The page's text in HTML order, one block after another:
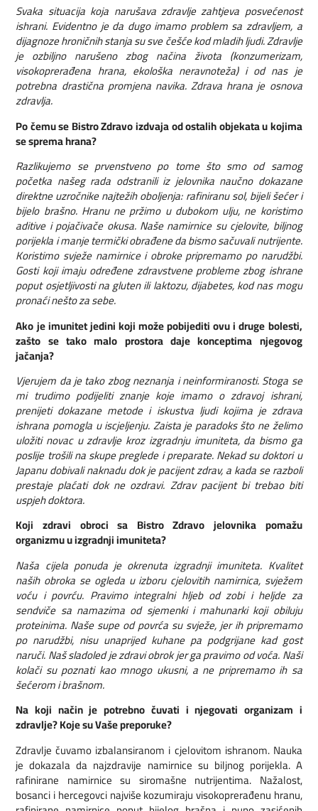
Svaka situacija koja narušava zdravlje zahtjeva posvećenost
ishrani. Evidentno je da dugo imamo problem sa zdravljem, a
dijagnoze hroničnih stanja su sve češće kod mladih ljudi. Zdravlje
je ozbiljno narušeno zbog načina života (konzumerizam,
visokoprerađena hrana, ekološka neravnoteža) i od nas je
potrebna drastična promjena navika. Zdrava hrana je osnova
zdravlja.
Po čemu se Bistro Zdravo izdvaja od ostalih objekata u kojima
se sprema hrana?
Razlikujemo se prvenstveno po tome što smo od samog
početka našeg rada odstranili iz jelovnika naučno dokazane
direktne uzročnike najtežih oboljenja: rafiniranu sol, bijeli šećer i
bijelo brašno. Hranu ne pržimo u dubokom ulju, ne koristimo
aditive i pojačivače okusa. Naše namirnice su cjelovite, biljnog
porijekla i manje termički obrađene da bismo sačuvali nutrijente.
Koristimo svježe namirnice i obroke pripremamo po narudžbi.
Gosti koji imaju određene zdravstvene probleme zbog ishrane
poput osjetljivosti na gluten ili laktozu, dijabetes, kod nas mogu
pronaći nešto za sebe.
Ako je imunitet jedini koji može pobijediti ovu i druge bolesti,
zašto se tako malo prostora daje konceptima njegovog
jačanja?
Vjerujem da je tako zbog neznanja i neinformiranosti. Stoga se
mi trudimo podijeliti znanje koje imamo o zdravoj ishrani,
prenijeti dokazane metode i iskustva ljudi kojima je zdrava
ishrana pomogla u iscjeljenju. Zaista je paradoks što ne želimo
uložiti novac u zdravlje kroz izgradnju imuniteta, da bismo ga
poslije trošili na skupe preglede i preparate.Nekad su doktori u
Japanu dobivali naknadu dok je pacijent zdrav, a kada se razboli
prestaje plaćati dok ne ozdravi. Zdrav pacijent bi trebao biti
uspjeh doktora.
Koji zdravi obroci sa Bistro Zdravo jelovnika pomažu
organizmu u izgradnji imuniteta?
Naša cijela ponuda je okrenuta izgradnji imuniteta. Kvalitet
naših obroka se ogleda u izboru cjelovitih namirnica, svježem
voću i povrću. Pravimo integralni hljeb od zobi i heljde za
sendviče sa namazima od sjemenki i mahunarki koji obiluju
proteinima. Naše supe od povrća su svježe, jer ih pripremamo
po narudžbi, nisu unaprijed kuhane pa podgrijane kad gost
naruči. Naš sladoled je zdravi obrok jer ga pravimo od voća. Naši
kolači su poznati kao mnogo ukusni, a ne pripremamo ih sa
šećerom i brašnom.
Na koji način je potrebno čuvati i njegovati organizam i
zdravlje? Koje su Vaše preporuke?
Zdravlje čuvamo izbalansiranom i cjelovitom ishranom. Nauka
je dokazala da najzdravije namirnice su biljnog porijekla. A
rafinirane namirnice su siromašne nutrijentima. Nažalost,
bosanci i hercegovci najviše kozumiraju visokoprerađenu hranu,